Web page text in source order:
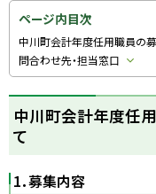
ページ内目次
中川町会計年度任用職員の募
問合わせ先・担当窓口
中川町会計年度任
て
1．募集内容